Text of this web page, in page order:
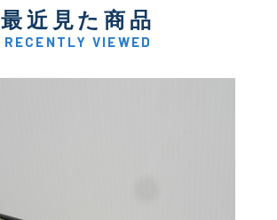
最近見た商品
RECENTLY VIEWED